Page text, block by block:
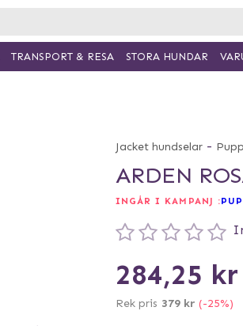
Jacket hundselar -
ARDEN
INGÅR I KAMPANJ :
284,25 kr
Rek pris 379 kr (-25%)
TRANSPORT & RESA STORA HUNDAR